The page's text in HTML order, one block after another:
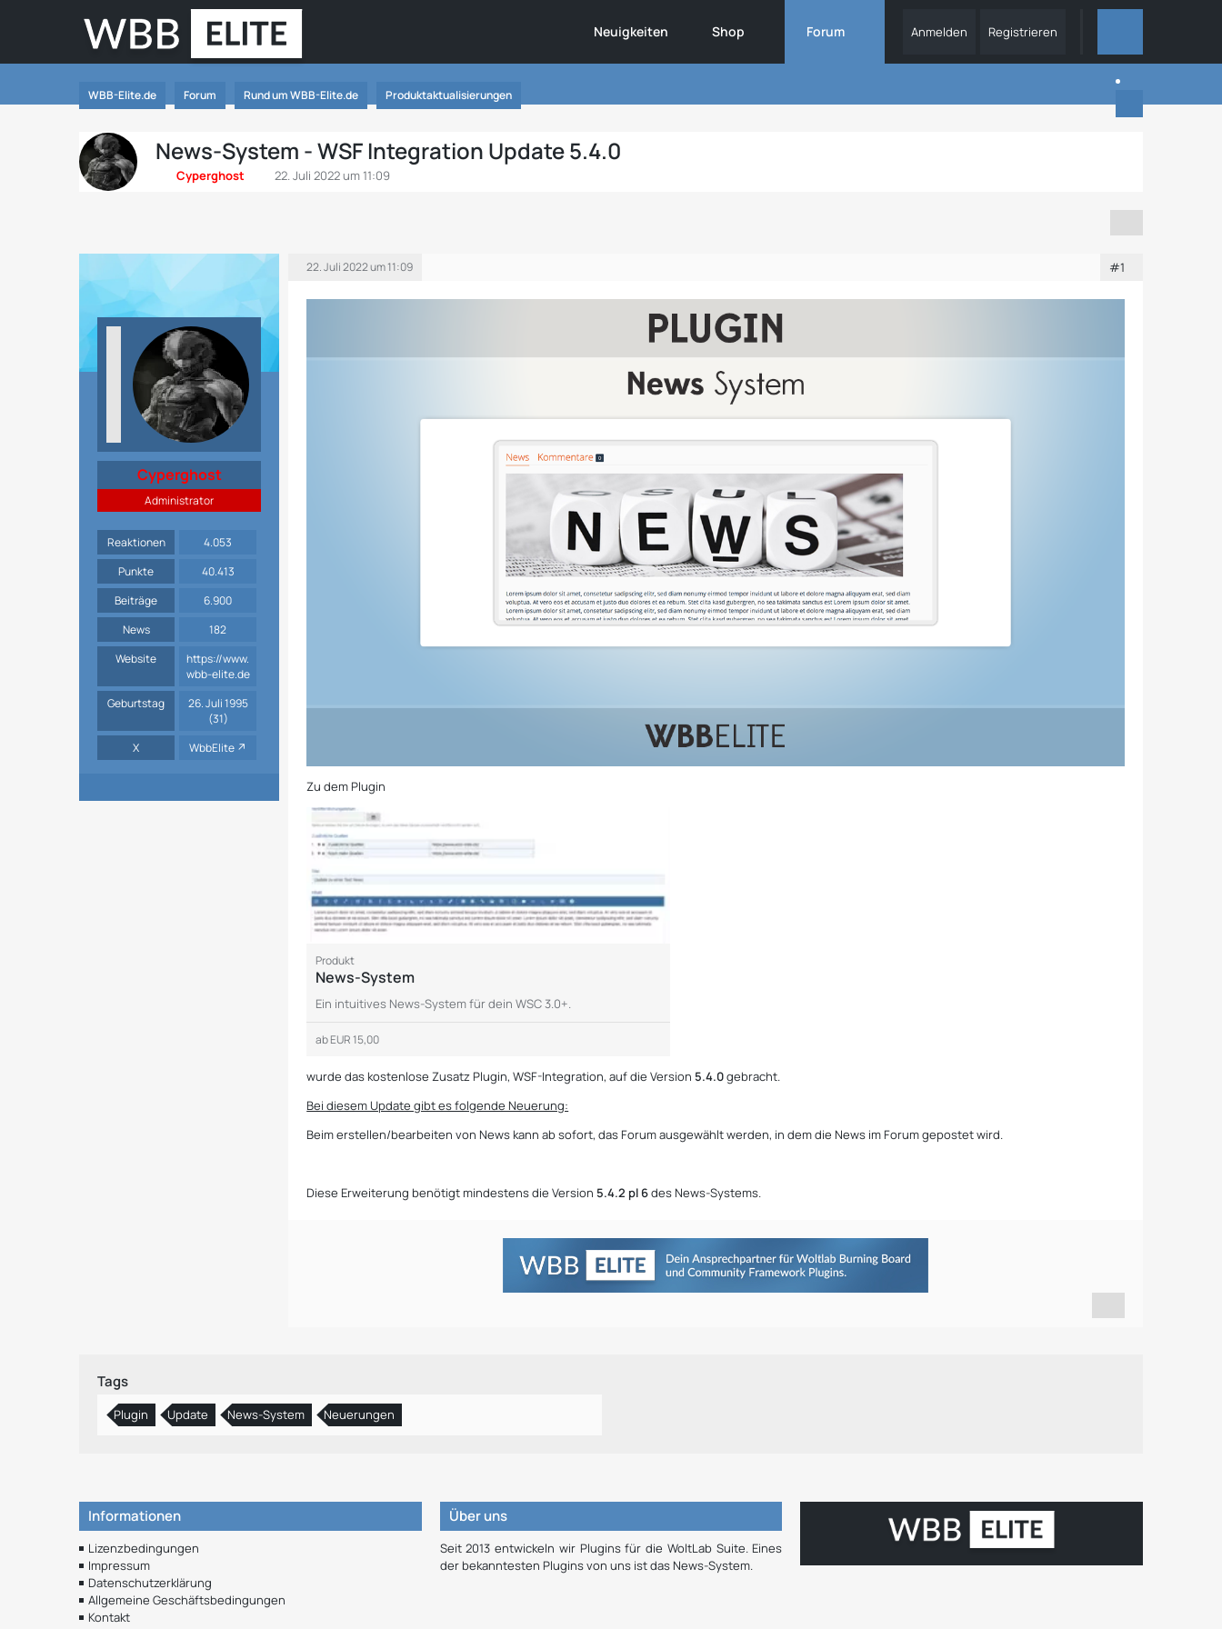
Neuigkeiten Shop Forum Anmelden Registrieren
WBB-Elite.de Forum Rund um WBB-Elite.de Produktaktualisierungen
News-System - WSF Integration Update 5.4.0
Cyperghost 22. Juli 2022 um 11:09
Cyperghost
Administrator
Reaktionen
4.053
Punkte
40.413
Beiträge
6.900
News
182
Website
https://www.
wbb-elite.de
Geburtstag
26. Juli 1995
(31)
X
WbbElite
22. Juli 2022 um 11:09 #1
Zu dem Plugin
Produkt
News-System
Ein intuitives News-System für dein WSC 3.0+.
abEUR 15,00
wurde das kostenlose Zusatz Plugin, WSF-Integration, auf die Version 5.4.0gebracht.
Bei diesem Update gibt es folgende Neuerung:
Beim erstellen/bearbeiten von News kann ab sofort, das Forum ausgewählt werden, in dem die News im Forum gepostet wird.
Diese Erweiterung benötigt mindestens die Version 5.4.2 pl 6des News-Systems.
Tags
Plugin Update News-System Neuerungen
Informationen
Lizenzbedingungen
Impressum
Datenschutzerklärung
Allgemeine Geschäftsbedingungen
Kontakt
Über uns
Seit 2013 entwickeln wir Plugins für die WoltLab Suite. Eines
der bekanntesten Plugins von uns ist das News-System.